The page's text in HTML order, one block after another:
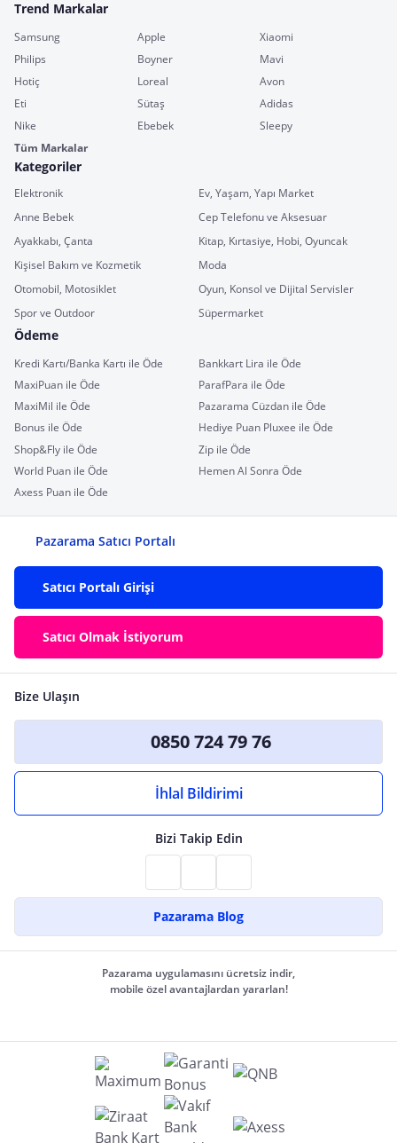
Trend Markalar
Samsung Apple
Xiaomi
Philips
Boyner
Mavi
Hotiç
Loreal
Avon
Eti
Sütaş
Adidas
Nike
Ebebek
Sleepy
Tüm Markalar
Kategoriler
Elektronik
Ev, Yaşam, Yapı Market
Anne Bebek
Cep Telefonu ve Aksesuar
Ayakkabı, Çanta
Kitap, Kırtasiye, Hobi, Oyuncak
Kişisel Bakım ve Kozmetik
Moda
Otomobil, Motosiklet
Oyun, Konsol ve Dijital Servisler
Spor ve Outdoor
Süpermarket
Ödeme
Kredi Kartı/Banka Kartı ile Öde
Bankkart Lira ile Öde
MaxiPuan ile Öde
ParafPara ile Öde
MaxiMil ile Öde
Pazarama Cüzdan ile Öde
Bonus ile Öde
Hediye Puan Pluxee ile Öde
Shop&Fly ile Öde
Zip ile Öde
World Puan ile Öde
Hemen Al Sonra Öde
Axess Puan ile Öde
Pazarama Satıcı Portalı
Satıcı Portalı Girişi
Satıcı Olmak İstiyorum
Bize Ulaşın
0850 724 79 76
İhlal Bildirimi
Bizi Takip Edin
Pazarama Blog
Pazarama uygulamasını ücretsiz indir,
mobile özel avantajlardan yararlan!